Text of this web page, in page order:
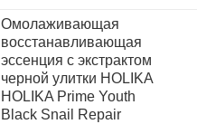
Омолаживающая
восстанавливающая
эссенция с экстрактом
черной улитки HOLIKA
HOLIKA Prime Youth
Black Snail Repair